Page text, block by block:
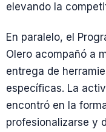
elevando la
En paralelo, el
Olero acompañó a
entrega de
específicas. La
encontró en la
profesionalizarse y